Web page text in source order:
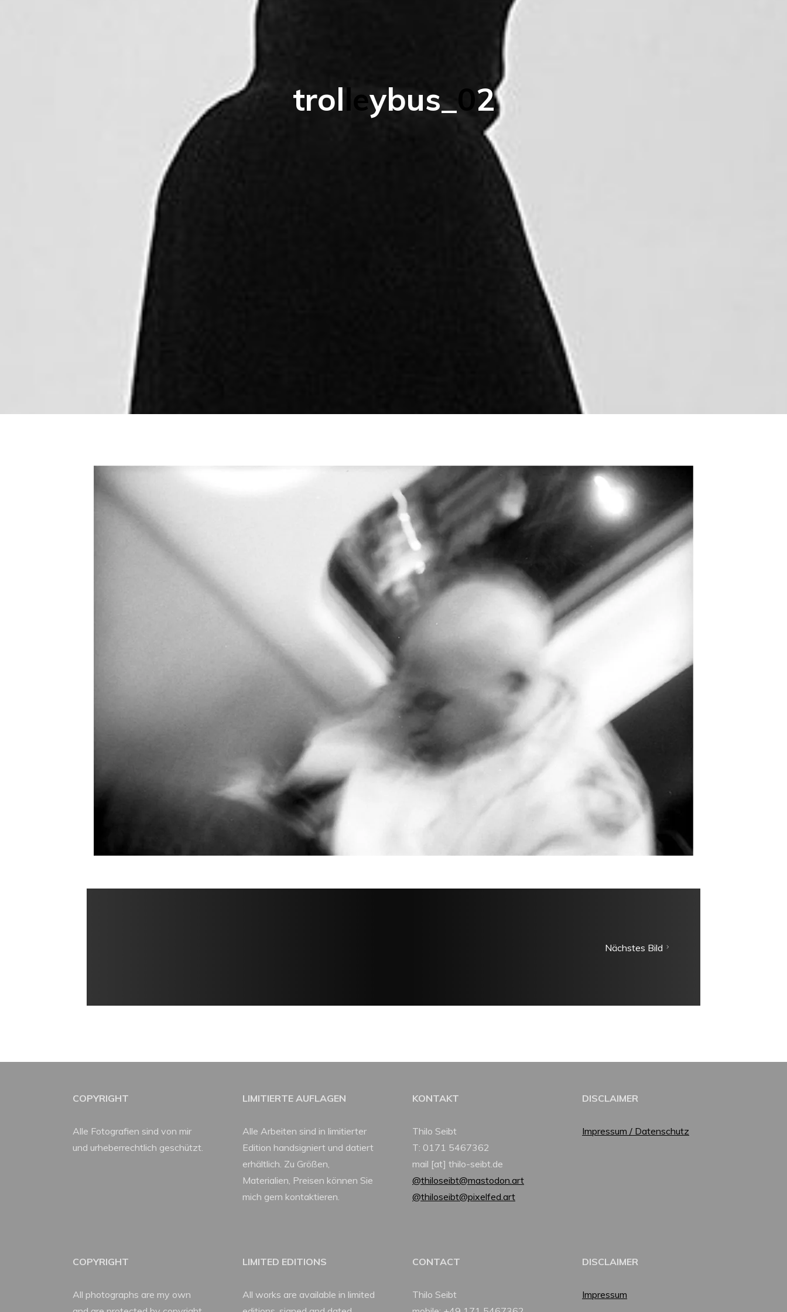
trol eybus_0 2
Nächstes Bild
COPYRIGHT
Alle Fotografien sind von mir
und urheberrechtlich geschützt.
LIMITIERTE AUFLAGEN
Alle Arbeiten sind in limitierter
Edition handsigniert und datiert
erhältlich. Zu Größen,
Materialien, Preisen können Sie
mich gern kontaktieren.
KONTAKT
Thilo Seibt
T: 0171 5467362
mail [at] thilo-seibt.de
@thiloseibt@mastodon.art
@thiloseibt@pixelfed.art
DISCLAIMER
Impressum / Datenschutz
COPYRIGHT
All photographs are my own
LIMITED EDITIONS
All works are available in limited
CONTACT
Thilo Seibt
DISCLAIMER
Impressum